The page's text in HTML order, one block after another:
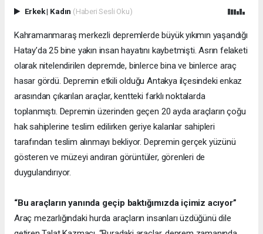
Erkek| Kadın (Haberi Sesli Oku)
Kahramanmaraş merkezli depremlerde büyük yıkımın yaşandığı
Hatay’da 25 bine yakın insan hayatını kaybetmişti. Asrın felaketi
olarak nitelendirilen depremde, binlerce bina ve binlerce araç
hasar gördü. Depremin etkili olduğu Antakya ilçesindeki enkaz
arasından çıkarılan araçlar, kentteki farklı noktalarda
toplanmıştı. Depremin üzerinden geçen 20 ayda araçların çoğu
hak sahiplerine teslim edilirken geriye kalanlar sahipleri
tarafından teslim alınmayı bekliyor. Depremin gerçek yüzünü
gösteren ve müzeyi andıran görüntüler, görenleri de
duygulandırıyor.
“Bu araçların yanında geçip baktığımızda içimiz acıyor”
Araç mezarlığındaki hurda araçların insanları üzdüğünü dile